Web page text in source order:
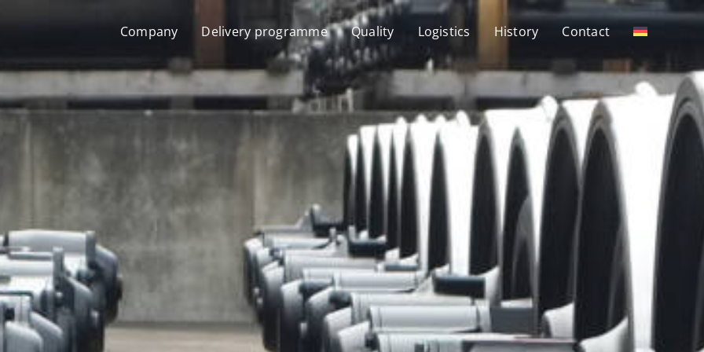
Company Delivery programme Quality Logistics History Contact